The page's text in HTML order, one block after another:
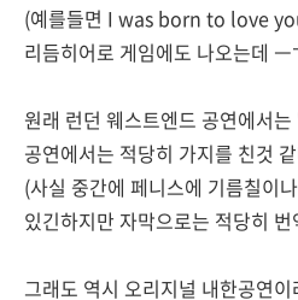
(예를들면 I was born to love
리듬히어로 게임에도 나오는데 ㅡ
원래 런던 웨스트엔드 공연에서
공연에서는 적당히 가지를 친것
(사실 중간에 페니스에 기름칠이
있긴하지만 자막으로는 적당히
그래도 역시 오리지널 내한공연